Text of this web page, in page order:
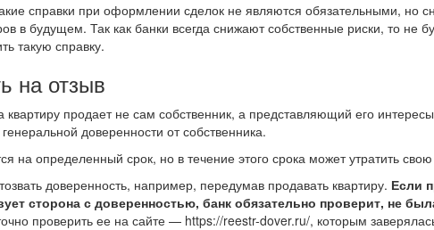
справки при оформлении сделок не являются обязательными, но
в будущем. Так как банки всегда снижают собственные риски, то не
такую справку.
на отзыв
квартиру продает не сам собственник, а представляющий его
доверенности от собственника.
на определенный срок, но в течение этого срока может утратить
доверенность, например, передумав продавать квартиру. Если
сторона с доверенностью, банк обязательно проверит, не
проверить ее на сайте — https://reestr-dover.ru/, которым